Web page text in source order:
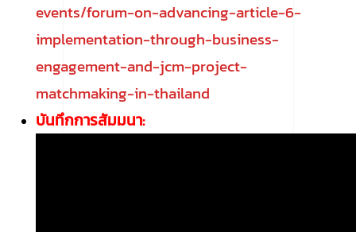
events/forum-on-advancing-article-6-
implementation-through-business-
engagement-and-jcm-project-
matchmaking-in-thailand
บันทึกการสัมมนา: